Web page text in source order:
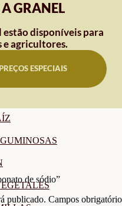
GRANEL
estão disponíveis para
e agricultores.
ESPECIAIS
de sódio”
publicado. Campos